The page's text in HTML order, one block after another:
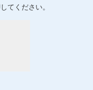
てください。